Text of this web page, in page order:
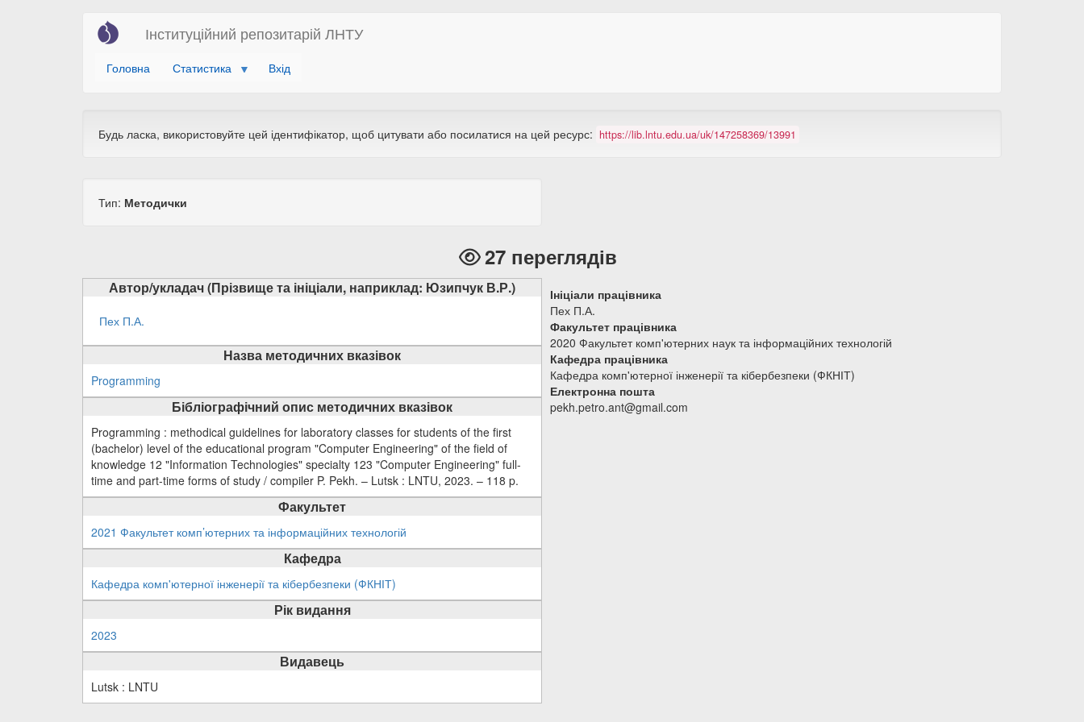
Інституційний репозитарій ЛНТУ
Головна Статистика Вхід
Будь ласка, використовуйте цей ідентифікатор, щоб цитувати або посилатися на цей ресурс: https://lib.lntu.edu.ua/uk/147258369/13991
Тип: Методички
27 переглядів
Автор/укладач (Прізвище та ініціали, наприклад: Юзипчук В.Р.)
Пех П.А.
Назва методичних вказівок
Programming
Бібліографічний опис методичних вказівок
Programming : methodical guidelines for laboratory classes for students of the first
(bachelor) level of the educational program "Computer Engineering" of the field of
knowledge 12 "Information Technologies" specialty 123 "Computer Engineering" full-
time and part-time forms of study / compiler P. Pekh. – Lutsk : LNTU, 2023. – 118 p.
Факультет
2021 Факультет комп’ютерних та інформаційних технологій
Кафедра
Кафедра комп'ютерної інженерії та кібербезпеки (ФКНІТ)
Рік видання
2023
Видавець
Lutsk : LNTU
Ініціали працівника
Пех П.А.
Факультет працівника
2020 Факультет комп'ютерних наук та інформаційних технологій
Кафедра працівника
Кафедра комп'ютерної інженерії та кібербезпеки (ФКНІТ)
Електронна пошта
pekh.petro.ant@gmail.com